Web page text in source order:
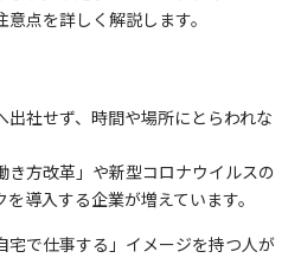
点を詳しく解説します。
出社せず、時間や場所にとらわれな
き方改革」や新型コロナウイルスの
導入する企業が増えています。
宅で仕事する」イメージを持つ人が